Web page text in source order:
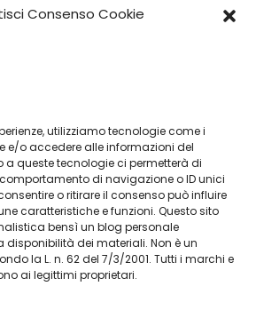
Consenso Cookie
utilizziamo tecnologie come i
e/o accedere alle informazioni del
a queste tecnologie ci permetterà di
di navigazione o ID unici
o ritirare il consenso può influire
caratteristiche e funzioni. Questo sito
bensì un blog personale
dei materiali. Non è un
la L. n. 62 del 7/3/2001. Tutti i marchi e
ai legittimi proprietari.
guida ai migliori